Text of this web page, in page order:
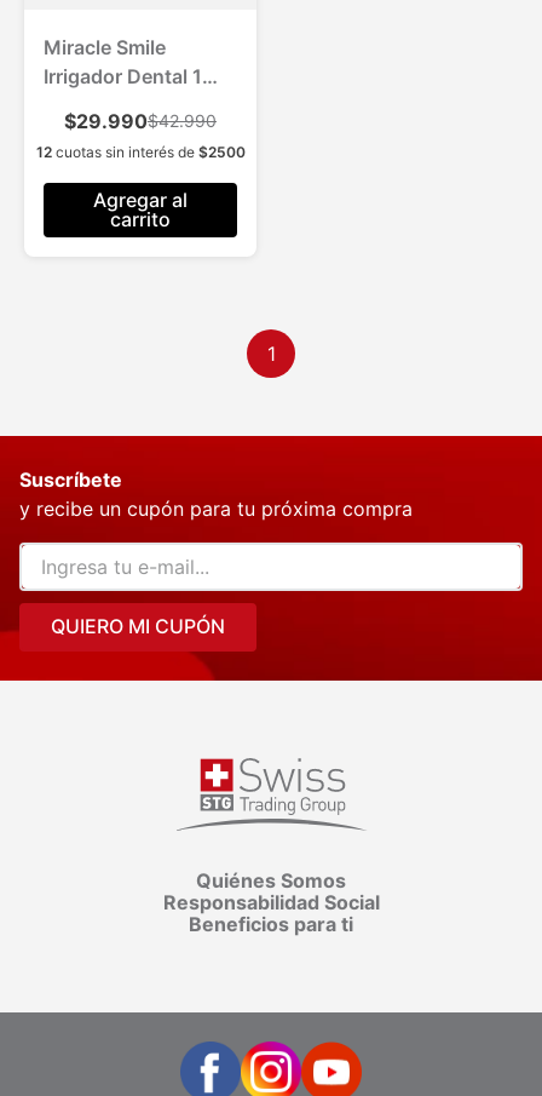
Miracle Smile
Irrigador Dental 1
$29.990$42.990
12cuotas sin interés de $2500
Agregar al
carrito
1
Suscríbete
y recibe un cupón para tu próxima compra
QUIERO MI CUPÓN
Quiénes Somos
Responsabilidad Social
Beneficios para ti